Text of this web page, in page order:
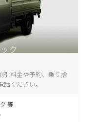
引料金や予約、乗り捨
ください。
等